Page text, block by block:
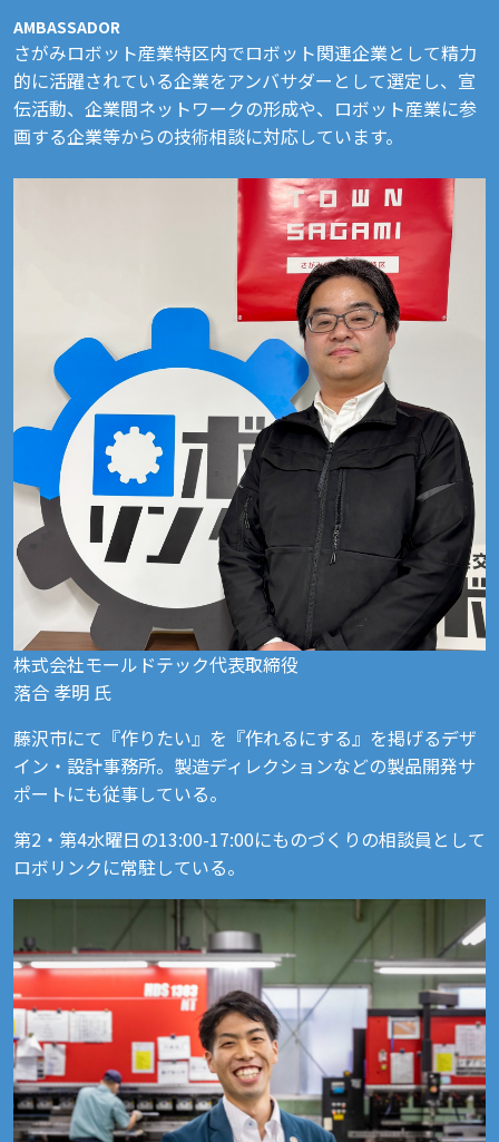
AMBASSADOR
さがみロボット産業特区内でロボット関連企業として精力
的に活躍されている企業をアンバサダーとして選定し、宣
伝活動、企業間ネットワークの形成や、ロボット産業に参
画する企業等からの技術相談に対応しています。
株式会社モールドテック代表取締役
落合 孝明 氏
藤沢市にて『作りたい』を『作れるにする』を掲げるデザ
イン・設計事務所。製造ディレクションなどの製品開発サ
ポートにも従事している。
第2・第4水曜日の13:00-17:00にものづくりの相談員として
ロボリンクに常駐している。